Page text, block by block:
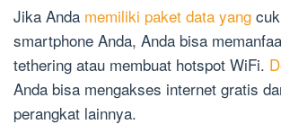
Jika Anda memiliki paket data yang
smartphone Anda, Anda bisa
tethering atau membuat hotspot WiFi.
Anda bisa mengakses internet gratis
perangkat lainnya.